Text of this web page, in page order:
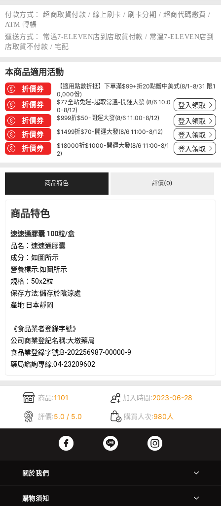
付款方式：
超商取貨付款 / 線上刷卡 / 刷卡分期 / 超商代碼繳費 /
ATM 轉帳
運送方式：
常溫7-ELEVEN店到店取貨付款 / 常溫7-ELEVEN店到
店取貨不付款 / 宅配
本商品適用活動
折價券
【適用點數折抵】下單滿$99+折20點贈中美式(8/1-8/31 限1
0,000份)
折價券
$77全站免運-超取常溫-開運大發 (8/6 10:0
0-8/12)
登入領取
折價券 $999折$50-開運大發(8/6 11:00-8/12) 登入領取
折價券 $1499折$70-開運大發(8/6 11:00-8/12) 登入領取
折價券
$18000折$1000-開運大發(8/6 11:00-8/1
2)
登入領取
商品特色 評價(0)
商品特色
速速通膠囊 100粒/盒
品名：速速通膠囊
成分：如圖所示
營養標示:如圖所示
規格：50x2粒
保存方法:儲存於陰涼處
產地:日本靜岡
《食品業者登錄字號》
公司商業登記名稱:大墩藥局
食品業登錄字號:B-202256987-00000-9
藥局諮詢專線:04-23209602
商品:1101 加入時間:2023-06-28
評價:5.0 / 5.0 購買人次:980人
關於我們
購物須知